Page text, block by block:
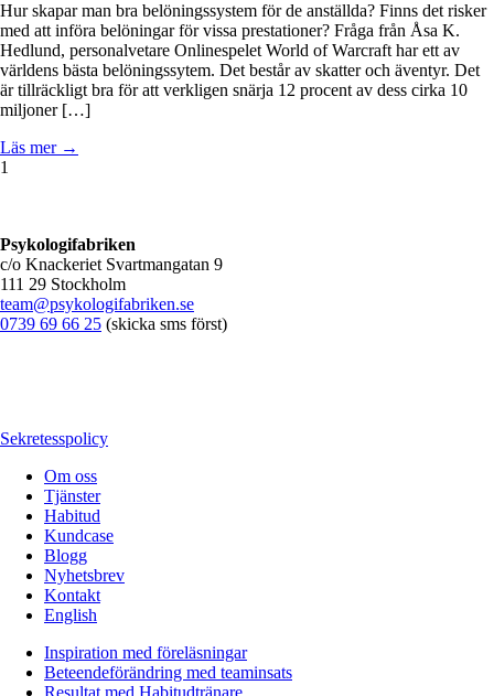
Hur skapar man bra belöningssystem för de anställda? Finns det risker
med att införa belöningar för vissa prestationer? Fråga från Åsa K.
Hedlund, personalvetare Onlinespelet World of Warcraft har ett av
världens bästa belöningssytem. Det består av skatter och äventyr. Det
är tillräckligt bra för att verkligen snärja 12 procent av dess cirka 10
miljoner […]
Läs mer →
1
Psykologifabriken
c/o Knackeriet Svartmangatan 9
111 29 Stockholm
team@psykologifabriken.se
0739 69 66 25 (skicka sms först)
Sekretesspolicy
Om oss
Tjänster
Habitud
Kundcase
Blogg
Nyhetsbrev
Kontakt
English
Inspiration med föreläsningar
Beteendeförändring med teaminsats